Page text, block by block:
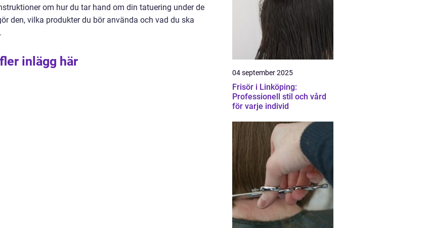
om hur du tar hand om din tatuering under de
den, vilka produkter du bör använda och vad du ska
inlägg här
04 september 2025
Frisör i Linköping:
Professionell stil och vård
för varje individ